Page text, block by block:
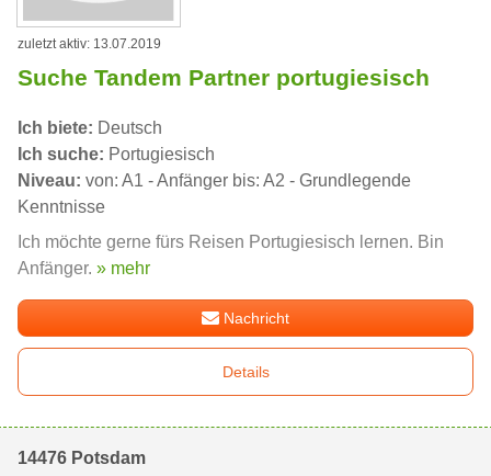
zuletzt aktiv: 13.07.2019
Suche Tandem Partner portugiesisch
Ich biete: Deutsch
Ich suche: Portugiesisch
Niveau: von: A1 - Anfänger bis: A2 - Grundlegende
Kenntnisse
Ich möchte gerne fürs Reisen Portugiesisch lernen. Bin
Anfänger. » mehr
Nachricht
Details
14476 Potsdam